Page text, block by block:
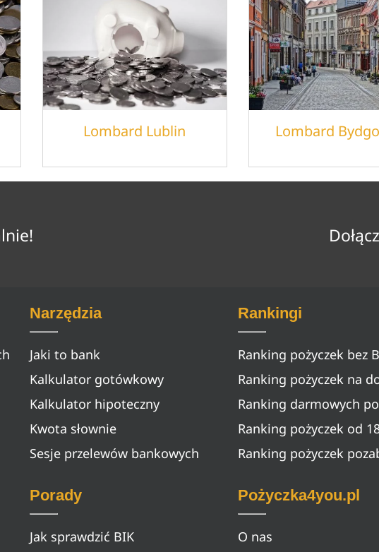
Lombard Lublin Lombard
Narzędzia
Jaki to bank
Kalkulator gotówkowy
Kalkulator hipoteczny
Kwota słownie
Sesje przelewów bankowych
Porady
Jak sprawdzić BIK
Rankingi
Ranking pożyczek bez
Ranking pożyczek na
Ranking darmowych
Ranking pożyczek od
Ranking pożyczek
Pożyczka4you.pl
O nas